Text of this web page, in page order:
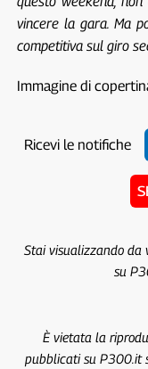
vincere la gara. Ma
competitiva sul giro
Immagine di
Ricevi le notifiche
Stai visualizzando da
su
È vietata la
pubblicati su P300.it